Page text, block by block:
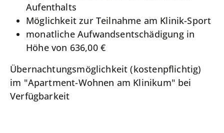
Aufenthalts
Möglichkeit zur Teilnahme am Klinik-Sport
monatliche Aufwandsentschädigung in
Höhe von 636,00 €
Übernachtungsmöglichkeit (kostenpflichtig)
im "Apartment-Wohnen am Klinikum" bei
Verfügbarkeit